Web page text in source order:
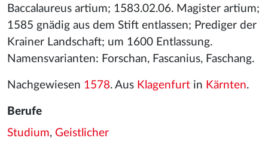
Baccalaureus artium; 1583.02.06. Magister artium;
1585 gnädig aus dem Stift entlassen; Prediger der
Krainer Landschaft; um 1600 Entlassung.
Namensvarianten: Forschan, Fascanius, Faschang.
Nachgewiesen 1578. Aus Klagenfurt in Kärnten.
Berufe
Studium, Geistlicher